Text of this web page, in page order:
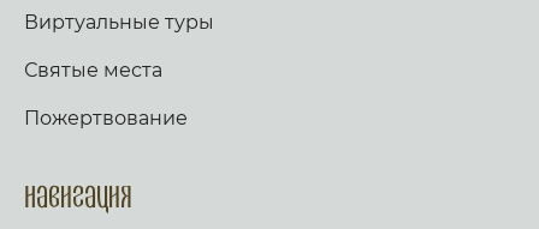
Виртуальные туры
Святые места
Пожертвование
Навигация